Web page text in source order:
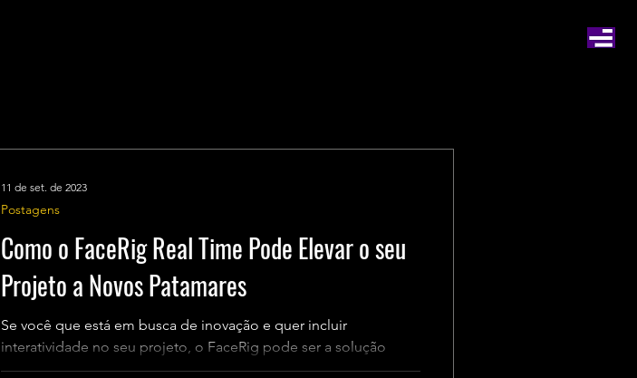
Como o FaceRig Real Time Pode Elevar o seu
Projeto a Novos Patamares
Se você que está em busca de inovação e quer incluir
interatividade no seu projeto, o FaceRig pode ser a solução
perfeita! Abaixo, vamos...
Postagens
11 de set. de 2023